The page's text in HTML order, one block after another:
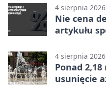
4 sierpnia 2026
Nie cena
artykułu
4 sierpnia 2026
Ponad
usunięcie